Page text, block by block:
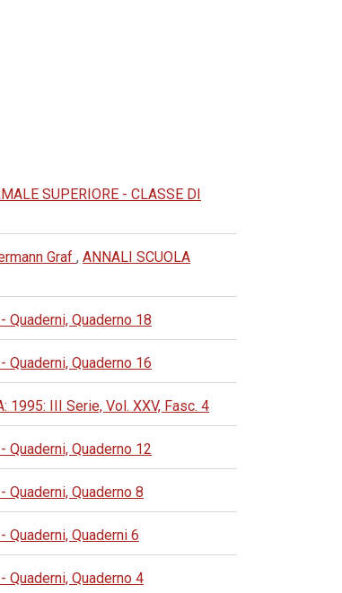
SUPERIORE - CLASSE DI
Graf , ANNALI SCUOLA
Quaderni, Quaderno 18
Quaderni, Quaderno 16
1995: III Serie, Vol. XXV, Fasc. 4
Quaderni, Quaderno 12
Quaderni, Quaderno 8
Quaderni, Quaderni 6
Quaderni, Quaderno 4